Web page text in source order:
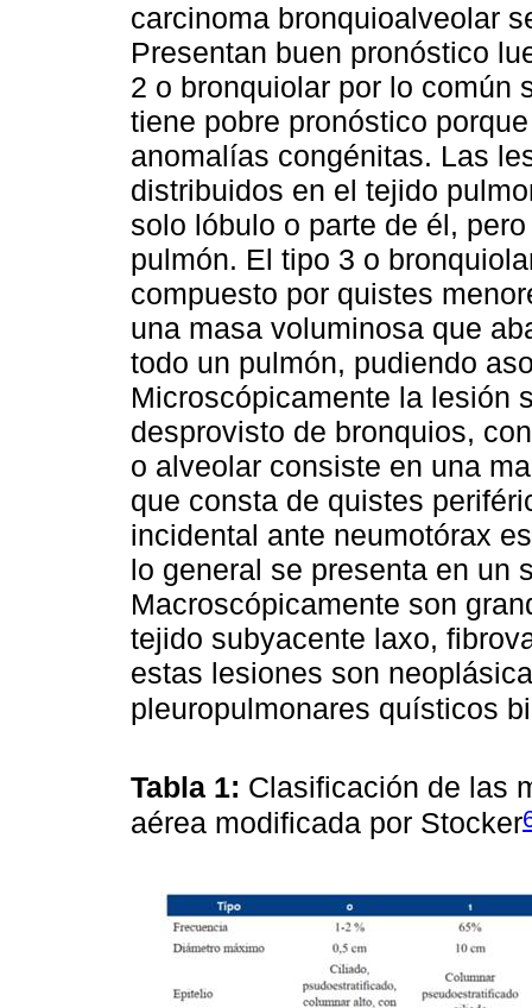
carcinoma bronquioalveolar
Presentan buen pronóstico
2 o bronquiolar por lo común
tiene pobre pronóstico
anomalías congénitas. Las
distribuidos en el tejido
solo lóbulo o parte de él,
pulmón. El tipo 3 o
compuesto por quistes
una masa voluminosa que
todo un pulmón, pudiendo
Microscópicamente la lesión
desprovisto de bronquios,
o alveolar consiste en una
que consta de quistes
incidental ante neumotórax
lo general se presenta en un
Macroscópicamente son
tejido subyacente laxo,
estas lesiones son
pleuropulmonares quísticos
Tabla 1: Clasificación de las
aérea modificada por Stocker